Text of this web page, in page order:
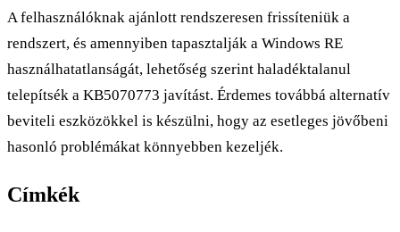
A felhasználóknak ajánlott rendszeresen frissíteniük a
rendszert, és amennyiben tapasztalják a Windows RE
használhatatlanságát, lehetőség szerint haladéktalanul
telepítsék a KB5070773 javítást. Érdemes továbbá alternatív
beviteli eszközökkel is készülni, hogy az esetleges jövőbeni
hasonló problémákat könnyebben kezeljék.
Címkék